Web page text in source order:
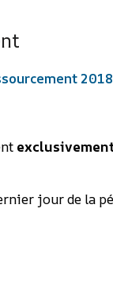
2018
jour de la